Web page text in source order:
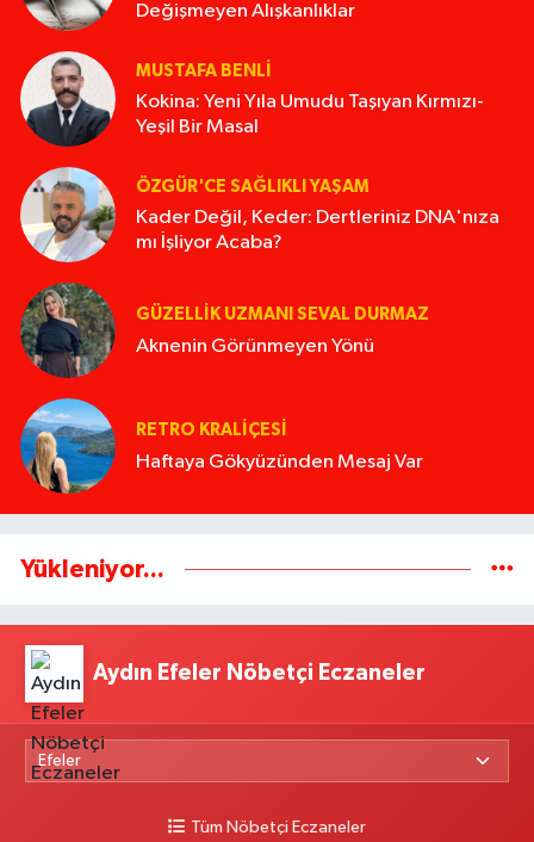
Değişmeyen Alışkanlıklar
MUSTAFA BENLI
Kokina: Yeni Yıla Umudu Taşıyan Kırmızı-
Yeşil Bir Masal
ÖZGÜR'CE SAĞLIKLI YAŞAM
Kader Değil, Keder: Dertleriniz DNA'nıza
mı İşliyor Acaba?
GÜZELLIK UZMANI SEVAL DURMAZ
Aknenin Görünmeyen Yönü
RETRO KRALIÇESI
Haftaya Gökyüzünden Mesaj Var
Yükleniyor...
Aydın Efeler Nöbetçi Eczaneler
Tüm Nöbetçi Eczaneler